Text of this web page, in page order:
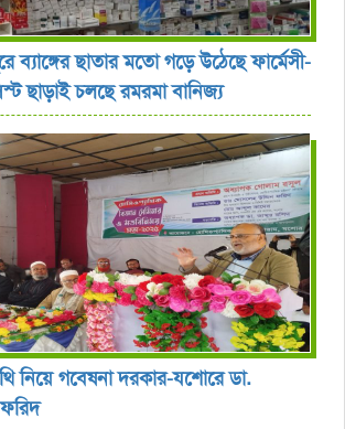
ব্যাঙ্গের ছাতার মতো গড়ে উঠেছে ফার্মেসী-
ছাড়াই চলছে রমরমা বানিজ্য
নিয়ে গবেষনা দরকার-যশোরে ডা.